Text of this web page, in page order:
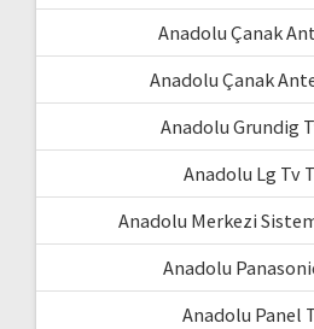
Anadolu Çanak
Anadolu Çanak
Anadolu Grundig
Anadolu Lg Tv
Anadolu Merkezi
Anadolu
Anadolu Panel